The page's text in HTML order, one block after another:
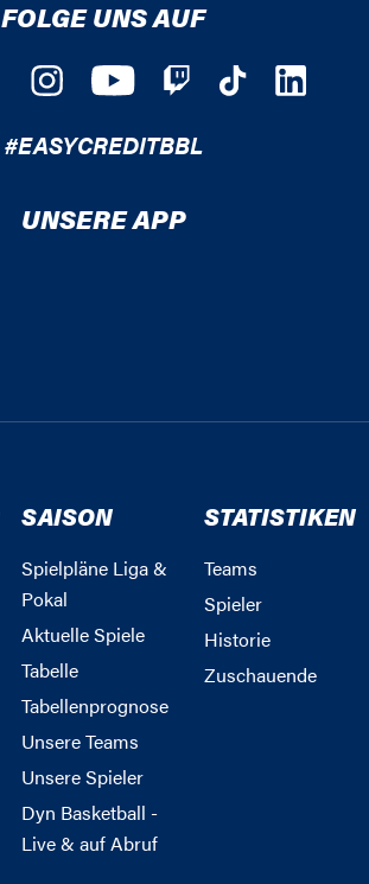
FOLGE UNS AUF
#EASYCREDITBBL
UNSERE APP
SAISON
Spielpläne Liga &
Pokal
Aktuelle Spiele
Tabelle
Tabellenprognose
Unsere Teams
Unsere Spieler
Dyn Basketball -
Live & auf Abruf
STATISTIKEN
Teams
Spieler
Historie
Zuschauende